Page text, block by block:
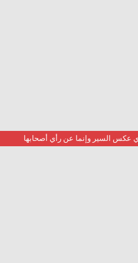
عكس السير وإنما عن رأي أصحابها